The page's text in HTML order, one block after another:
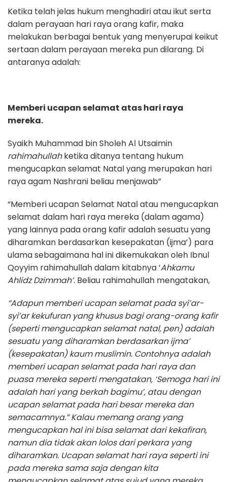
Ketika telah jelas hukum menghadiri atau ikut serta
dalam perayaan hari raya orang kafir, maka
melakukan berbagai bentuk yang menyerupai keikut
sertaan dalam perayaan mereka pun dilarang. Di
antaranya adalah:
Memberi ucapan selamat atas hari raya
mereka.
Syaikh Muhammad bin Sholeh Al Utsaimin
rahimahullahketika ditanya tentang hukum
mengucapkan selamat Natal yang merupakan hari
raya agam Nashrani beliau menjawab”
“Memberi ucapan Selamat Natal atau mengucapkan
selamat dalam hari raya mereka (dalam agama)
yang lainnya pada orang kafir adalah sesuatu yang
diharamkan berdasarkan kesepakatan (ijma’) para
ulama sebagaimana hal ini dikemukakan oleh Ibnul
Qoyyim rahimahullah dalam kitabnya ‘Ahkamu
Ahlidz Dzimmah’. Beliau rahimahullah mengatakan,
“Adapun memberi ucapan selamat pada syi’ar-
syi’ar kekufuran yang khusus bagi orang-orang kafir
(seperti mengucapkan selamat natal, pen) adalah
sesuatu yang diharamkan berdasarkan ijma’
(kesepakatan) kaum muslimin. Contohnya adalah
memberi ucapan selamat pada hari raya dan
puasa mereka seperti mengatakan, ‘Semoga hari ini
adalah hari yang berkah bagimu’, atau dengan
ucapan selamat pada hari besar mereka dan
semacamnya.” Kalau memang orang yang
mengucapkan hal ini bisa selamat dari kekafiran,
namun dia tidak akan lolos dari perkara yang
diharamkan. Ucapan selamat hari raya seperti ini
pada mereka sama saja dengan kita